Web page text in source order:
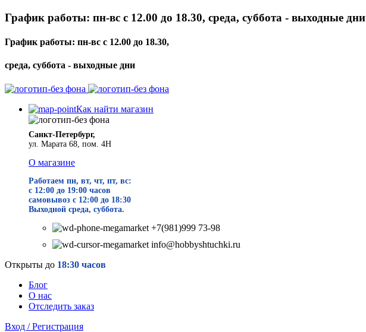
График работы: пн-вс с 12.00 до 18.30, среда, суббота - выходные дни
График работы: пн-вс с 12.00 до 18.30,
среда, суббота - выходные дни
Как найти магазин
Санкт-Петербург,
ул. Марата 68, пом. 4Н
О магазине
Работаем пн, вт, чт, пт, вс:
с 12:00 до 19:00 часов
самовывоз с 12:00 до 18:30
Выходной среда, суббота.
+7(981)999 73-98
info@hobbyshtuchki.ru
Открыты до 18:30 часов
Блог
О нас
Отследить заказ
Вход / Регистрация